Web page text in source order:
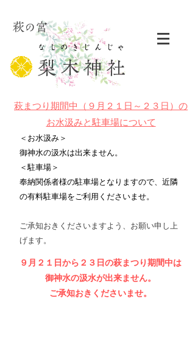
​なしのきじんじゃ​
梨木神社
萩の宮
萩まつり期間中（９月２１日～２３日）の
お水汲みと駐車場について
＜お水汲み＞
御神水の汲水は出来ません。
＜駐車場＞
奉納関係者様の駐車場となりますので、近隣
の有料駐車場をご利用くださいませ。
ご承知おきくださいますよう、お願い申し上
げます。
９月２１日から２３日の萩まつり期間中は
御神水の汲水が出来ません。​
ご承知おきくださいませ。